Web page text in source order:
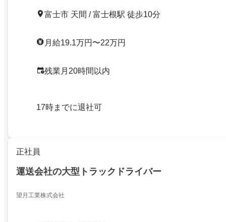
富士市 天間 / 富士根駅 徒歩10分
月給19.1万円〜22万円
残業月20時間以内
17時までに退社可
正社員
運送会社の大型トラックドライバー
望月工業株式会社